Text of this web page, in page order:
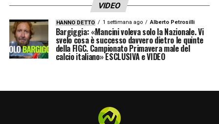
LA PLAYLIST DELLE NOSTRE TOP NEWS
VIDEO
HANNO DETTO 1 settimana ago Alberto Petrosilli
Bargiggia: «Mancini voleva solo la Nazionale. Vi
svelo cosa è successo davvero dietro le quinte
della FIGC. Campionato Primavera male del
calcio italiano» ESCLUSIVA e VIDEO